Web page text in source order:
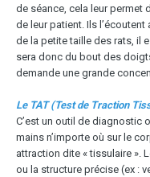
de séance, cela leur permet
de leur patient. Ils
de la petite taille des rats, il
sera donc du bout des
demande une grande
Le TAT (Test de Traction
C’est un outil de diagnostic
mains n’importe où sur le
attraction dite « tissulaire ».
ou la structure précise (ex :